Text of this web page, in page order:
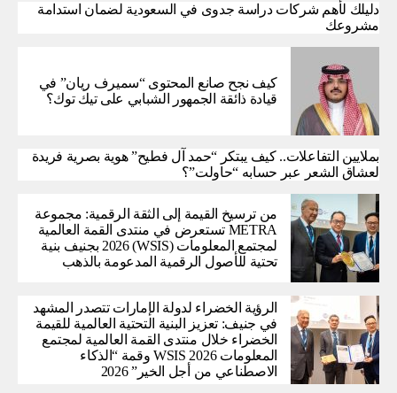
دليلك لأهم شركات دراسة جدوى في السعودية لضمان استدامة
مشروعك
كيف نجح صانع المحتوى “سميرف ريان” في
قيادة ذائقة الجمهور الشبابي على تيك توك؟
بملايين التفاعلات.. كيف يبتكر “حمد آل فطيح” هوية بصرية فريدة
لعشاق الشعر عبر حسابه “حاولت”؟
من ترسيخ القيمة إلى الثقة الرقمية: مجموعة
METRA تستعرض في منتدى القمة العالمية
لمجتمع المعلومات (WSIS) 2026 بجنيف بنية
تحتية للأصول الرقمية المدعومة بالذهب
الرؤية الخضراء لدولة الإمارات تتصدر المشهد
في جنيف: تعزيز البنية التحتية العالمية للقيمة
الخضراء خلال منتدى القمة العالمية لمجتمع
المعلومات WSIS 2026 وقمة “الذكاء
الاصطناعي من أجل الخير” 2026